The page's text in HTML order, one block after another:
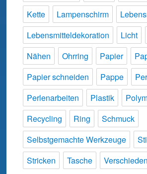
Kette
Lampenschirm
Lebensmitteldekoration
Licht
Nähen
Ohrring Papier
Papier schneiden
Pappe
Perlenarbeiten
Plastik
Recycling
Ring
Schmuck
Selbstgemachte Werkzeuge
Stricken
Tasche